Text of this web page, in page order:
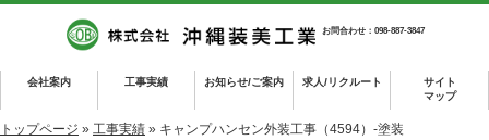
お問合わせ：098-887-3847
会社案内 工事実績 お知らせ/ご案内 求人/リクルート
サイト
マップ
トップページ » 工事実績 » キャンプハンセン外装工事（4594）-塗装